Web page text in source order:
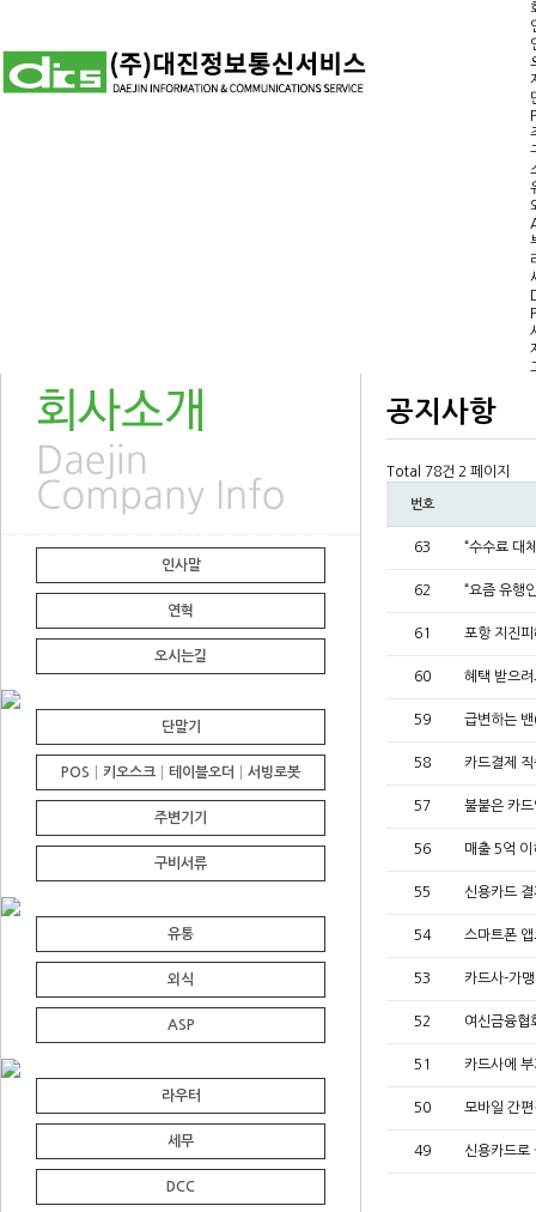
인사말
연혁
오시는길
단말기
POS│키오스크│테이블오더│서빙로봇
주변기기
구비서류
유통
외식
ASP
라우터
세무
DCC
공지사항
Total 78건 2 페이지
번호
63 “수수료 대
62 “요즘 유행
61 포항 지진
60 혜택 받으
59 급변하는
58 카드결제
57 불붙은 카
56 매출 5억
55 신용카드
54 스마트폰
53 카드사-가
52 여신금융협
51 카드사에
50 모바일 간
49 신용카드로